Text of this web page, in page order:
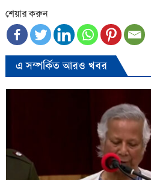
শেয়ার করুন
এ সম্পর্কিত আরও খবর